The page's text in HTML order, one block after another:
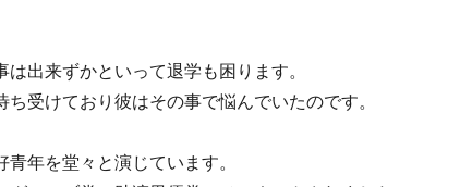
出来ずかといって退学も困ります。
受けており彼はその事で悩んでいたのです。
年を堂々と演じています。